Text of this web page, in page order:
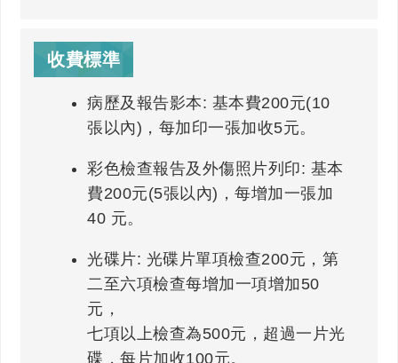
收費標準
病歷及報告影本: 基本費200元(10
張以內)，每加印一張加收5元。
彩色檢查報告及外傷照片列印: 基本
費200元(5張以內)，每增加一張加
40 元。
光碟片: 光碟片單項檢查200元，第
二至六項檢查每增加一項增加50
元，
七項以上檢查為500元，超過一片光
碟，每片加收100元。